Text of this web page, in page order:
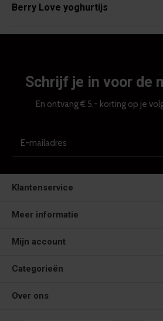
Berry Love yoghurtijs
Schrijf je in voor de
En ontvang € 5,- korting op je
Klantenservice
Meer informatie
Mijn account
Categorieën
Over ons